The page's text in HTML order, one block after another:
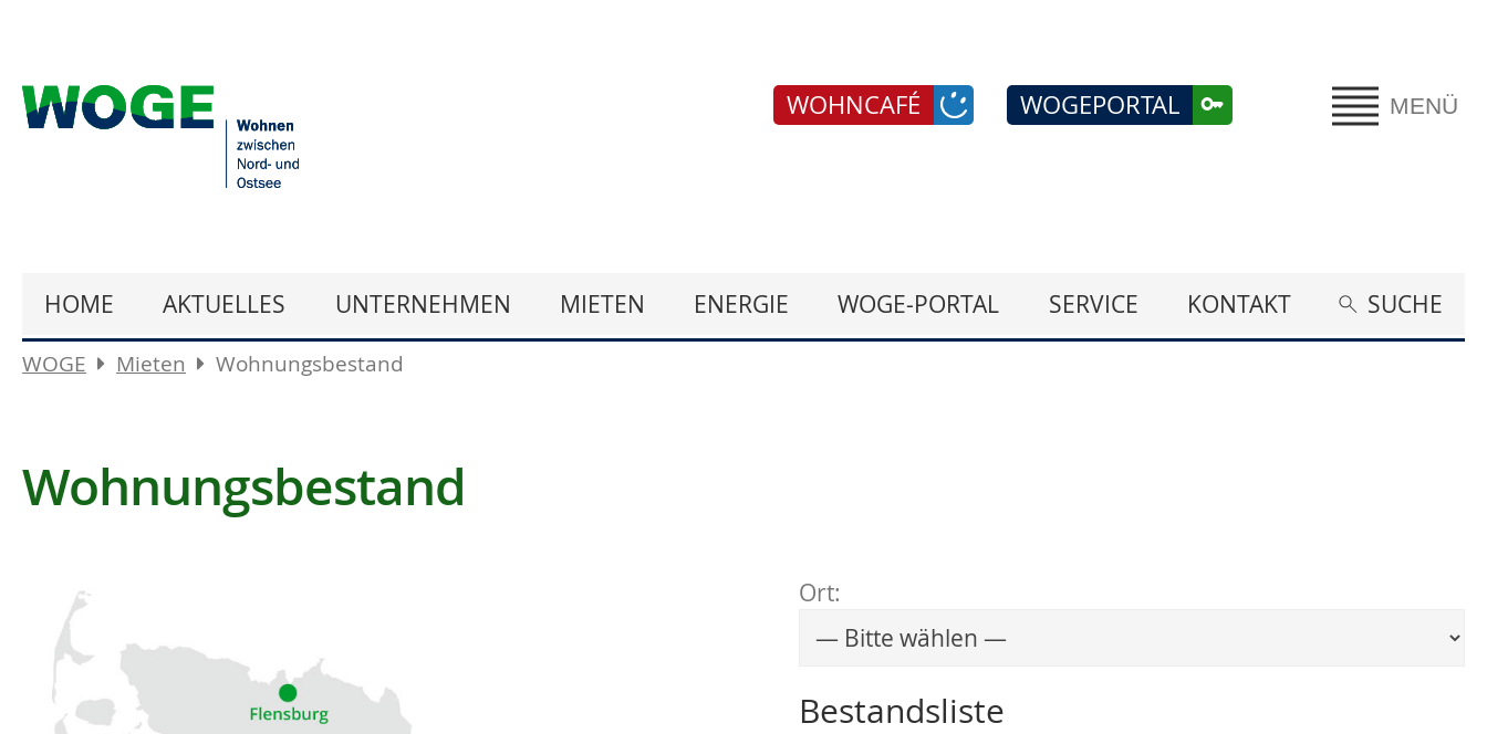
MENÜ
WOGEPORTAL
WOHNCAFÉ
HOME AKTUELLES UNTERNEHMEN MIETEN ENERGIE WOGE-PORTAL SERVICE KONTAKT SUCHE
WOGE Mieten Wohnungsbestand
Wohnungsbestand
Ort:
Wählen Sie einen Ort, um zur entsprechenden Seite zu
Bestandsliste